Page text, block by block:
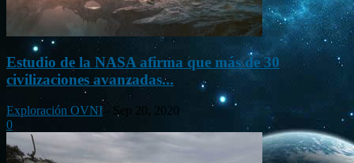
Estudio de la NASA afirma que más de 30
civilizaciones avanzadas...
Exploración OVNI - Sep 20, 2020
0